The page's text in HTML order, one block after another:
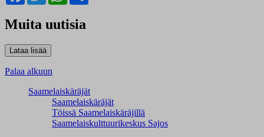
Muita uutisia
Palaa alkuun
Saamelaiskäräjät
Saamelaiskäräjät
Töissä Saamelaiskäräjillä
Saamelaiskulttuuri­keskus Sajos